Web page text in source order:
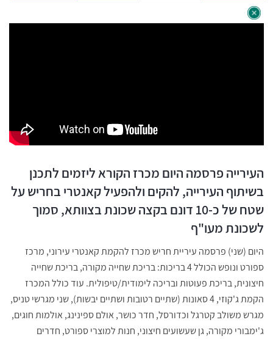
העירייה פרסמה היום מכרז הקורא ליזמים לתכנן
בשיתוף העירייה, להקים ולהפעיל קאנטרי בחריש על
שטח של כ-10 דונם בקצה שכונת בצוותא, סמוך
לשכונת מעו"ף
היום (שני) פרסמה עיריית חריש מכרז להקמת קאנטרי עירוני, מרכז
ספורט ונופש הכולל 4 בריכות: בריכת שחייה מקורה, בריכת שחייה
חיצונית, בריכת פעוטות ובריכה לימודית/טיפולית. עוד כולל המכרז
הקמת ג'קוזי, 4 סאונות (שתיים רטובות ושתיים יבשות), שני מגרשי טניס,
מגרש משולב קטרגל וכדורסל, חדר כושר, אולם ספינינג, אולמות חוגים,
ג'ימבורי מקורה, גן שעשועים חיצוני, חנות למוצרי ספורט, חדרים